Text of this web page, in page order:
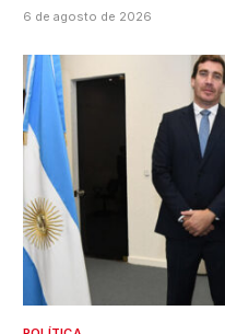
6 de agosto de 2026